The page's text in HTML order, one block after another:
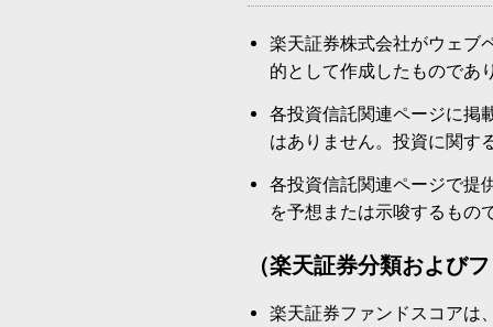
楽天証券株式会社がウェブ
的として作成したものであ
各投資信託関連ページに掲
はありません。投資に関す
各投資信託関連ページで提
を予想または示唆するもの
（楽天証券分類および
楽天証券ファンドスコアは